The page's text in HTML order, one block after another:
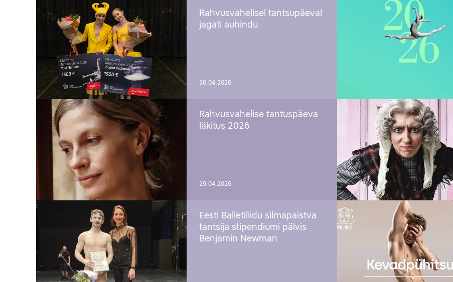
Rahvusvahelisel tantsupäeval
jagati auhindu
30.04.2026
Rahvusvahelise tantuspäeva
läkitus 2026
29.04.2026
Eesti Balletiliidu silmapaistva
tantsija stipendiumi pälvis
Benjamin Newman